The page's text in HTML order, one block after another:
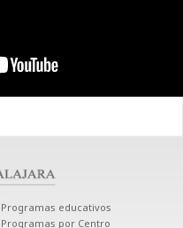
Programas educativos
Programas por Centro